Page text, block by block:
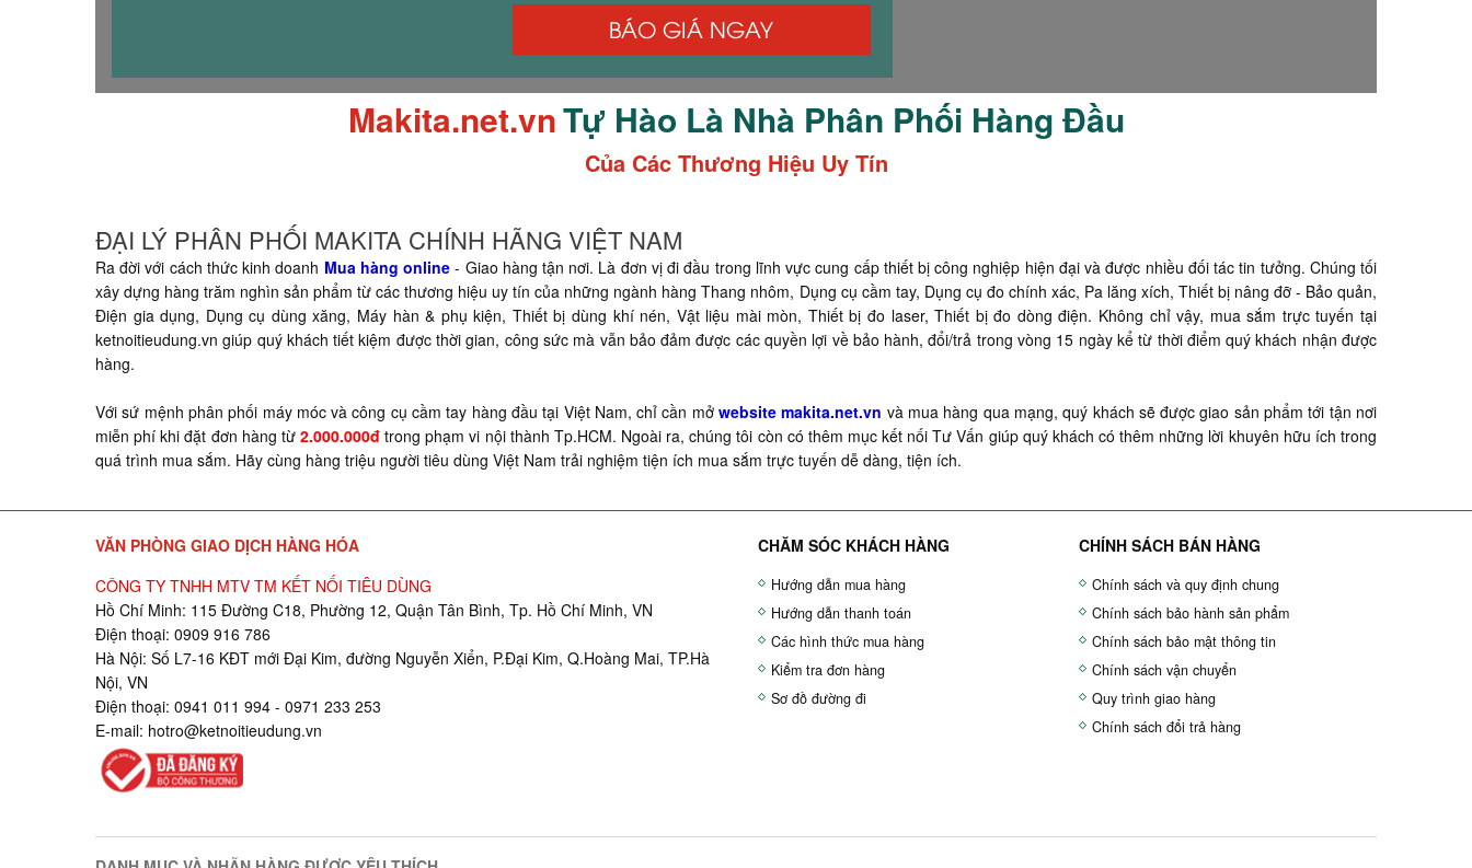
BÁO GIÁ NGAY
Makita.net.vnTự Hào Là Nhà Phân Phối Hàng Đầu
Của Các Thương Hiệu Uy Tín
ĐẠI LÝ PHÂN PHỐI MAKITA CHÍNH HÃNG VIỆT NAM
Ra đời với cách thức kinh doanh Mua hàng online - Giao hàng tận nơi. Là đơn vị đi đầu trong lĩnh vực cung cấp thiết bị công nghiệp hiện đại và được nhiều đối tác tin tưởng. Chúng tối
xây dựng hàng trăm nghìn sản phẩm từ các thương hiệu uy tín của những ngành hàng Thang nhôm, Dụng cụ cầm tay, Dụng cụ đo chính xác, Pa lăng xích, Thiết bị nâng đỡ - Bảo quản,
Điện gia dụng, Dụng cụ dùng xăng, Máy hàn & phụ kiện, Thiết bị dùng khí nén, Vật liệu mài mòn, Thiết bị đo laser, Thiết bị đo dòng điện. Không chỉ vậy, mua sắm trực tuyến tại
ketnoitieudung.vn giúp quý khách tiết kiệm được thời gian, công sức mà vẫn bảo đảm được các quyền lợi về bảo hành, đổi/trả trong vòng 15 ngày kể từ thời điểm quý khách nhận được
hàng.
Với sứ mệnh phân phối máy móc và công cụ cầm tay hàng đầu tại Việt Nam, chỉ cần mởwebsite makita.net.vn và mua hàng qua mạng, quý khách sẽ được giao sản phẩm tới tận nơi
miễn phí khi đặt đơn hàng từ 2.000.000đtrong phạm vi nội thành Tp.HCM. Ngoài ra, chúng tôi còn có thêm mục kết nối Tư Vấn giúp quý khách có thêm những lời khuyên hữu ích trong
quá trình mua sắm. Hãy cùng hàng triệu người tiêu dùng Việt Nam trải nghiệm tiện ích mua sắm trực tuyến dễ dàng, tiện ích.
VĂN PHÒNG GIAO DỊCH HÀNG HÓA
CÔNG TY TNHH MTV TM KẾT NỐI TIÊU DÙNG
Hồ Chí Minh: 115 Đường C18, Phường 12, Quận Tân Bình, Tp. Hồ Chí Minh, VN
Điện thoại: 0909 916 786
Hà Nội: Số L7-16 KĐT mới Đại Kim, đường Nguyễn Xiển, P.Đại Kim, Q.Hoàng Mai, TP.Hà
Nội, VN
Điện thoại: 0941 011 994 - 0971 233 253
E-mail: hotro@ketnoitieudung.vn
CHĂM SÓC KHÁCH HÀNG
Hướng dẫn mua hàng
Hướng dẫn thanh toán
Các hình thức mua hàng
Kiểm tra đơn hàng
Sơ đồ đường đi
CHÍNH SÁCH BÁN HÀNG
Chính sách và quy định chung
Chính sách bảo hành sản phẩm
Chính sách bảo mật thông tin
Chính sách vận chuyển
Quy trình giao hàng
Chính sách đổi trả hàng